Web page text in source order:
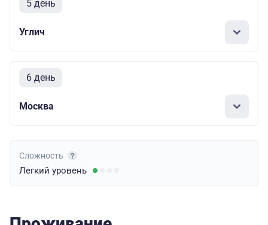
5 день
Углич
6 день
Москва
Сложность
Легкий уровень